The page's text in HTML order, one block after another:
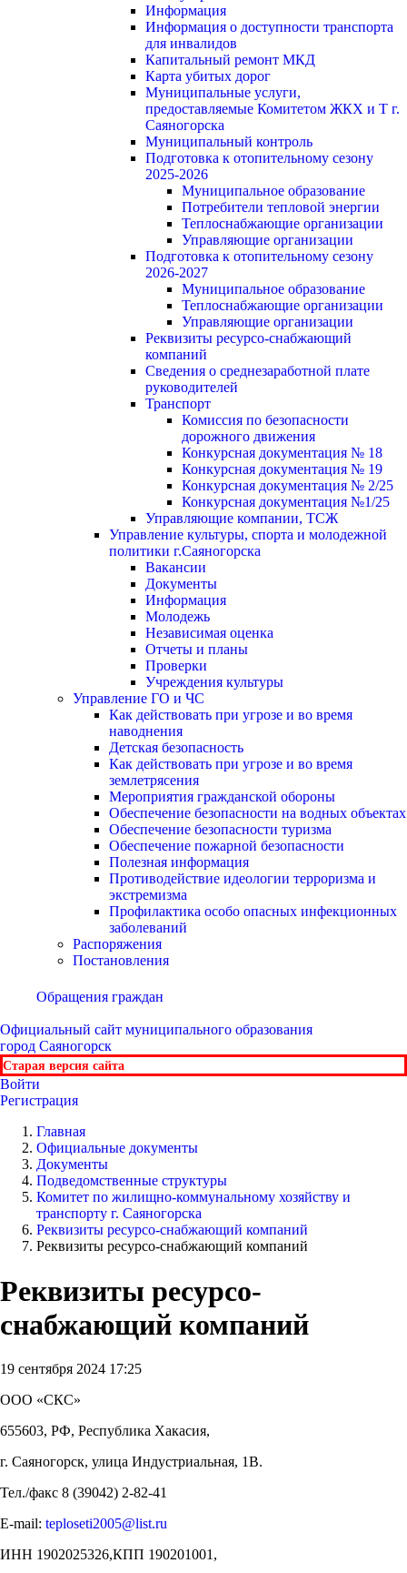
Информация
Информация о доступности транспорта
для инвалидов
Капитальный ремонт МКД
Карта убитых дорог
Муниципальные услуги,
предоставляемые Комитетом ЖКХ и Т г.
Саяногорска
Муниципальный контроль
Подготовка к отопительному сезону
2025-2026
Муниципальное образование
Потребители тепловой энергии
Теплоснабжающие организации
Управляющие организации
Подготовка к отопительному сезону
2026-2027
Муниципальное образование
Теплоснабжающие организации
Управляющие организации
Реквизиты ресурсо-снабжающий
компаний
Сведения о среднезаработной плате
руководителей
Транспорт
Комиссия по безопасности
дорожного движения
Конкурсная документация № 18
Конкурсная документация № 19
Конкурсная документация № 2/25
Конкурсная документация №1/25
Управляющие компании, ТСЖ
Управление культуры, спорта и молодежной
политики г.Саяногорска
Вакансии
Документы
Информация
Молодежь
Независимая оценка
Отчеты и планы
Проверки
Учреждения культуры
Управление ГО и ЧС
Как действовать при угрозе и во время
наводнения
Детская безопасность
Как действовать при угрозе и во время
землетрясения
Мероприятия гражданской обороны
Обеспечение безопасности на водных объектах
Обеспечение безопасности туризма
Обеспечение пожарной безопасности
Полезная информация
Противодействие идеологии терроризма и
экстремизма
Профилактика особо опасных инфекционных
заболеваний
Распоряжения
Постановления
Обращения граждан
Официальный сайт муниципального образования
город Саяногорск
Старая версия сайта
Войти
Регистрация
Главная
Официальные документы
Документы
Подведомственные структуры
Комитет по жилищно-коммунальному хозяйству и
транспорту г. Саяногорска
Реквизиты ресурсо-снабжающий компаний
Реквизиты ресурсо-снабжающий компаний
Реквизиты ресурсо-
снабжающий компаний
19 сентября 2024 17:25
ООО «СКС»
655603, РФ, Республика Хакасия,
г. Саяногорск, улица Индустриальная, 1В.
Тел./факс 8 (39042) 2-82-41
E-mail: teploseti2005@list.ru
ИНН 1902025326,КПП 190201001,